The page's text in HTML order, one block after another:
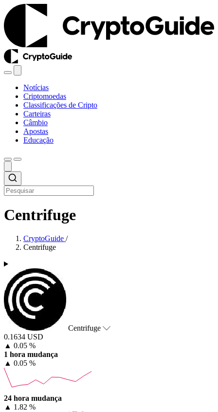
Notícias
Criptomoedas
Classificações de Cripto
Carteiras
Câmbio
Apostas
Educação
Centrifuge
CryptoGuide /
Centrifuge
Centrifuge
0.1634 USD
▲ 0.05 %
1 hora mudança
▲ 0.05 %
24 hora mudança
▲ 1.82 %